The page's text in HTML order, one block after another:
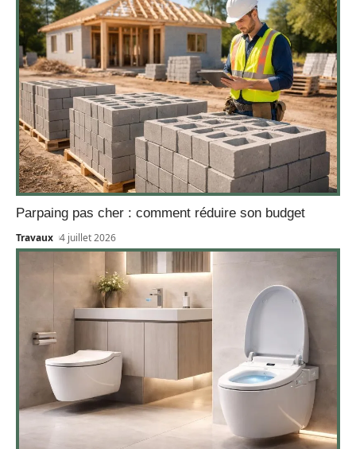
Parpaing pas cher : comment réduire son budget
Travaux 4 juillet 2026